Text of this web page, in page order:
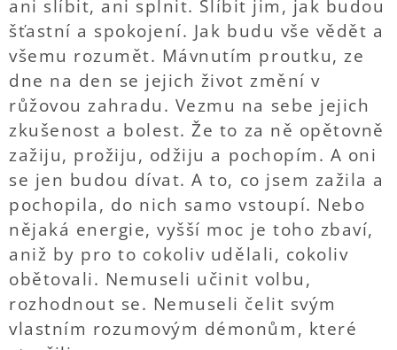
ani slíbit, ani splnit. Slíbit jim, jak budou
šťastní a spokojení. Jak budu vše vědět a
všemu rozumět. Mávnutím proutku, ze
dne na den se jejich život změní v
růžovou zahradu. Vezmu na sebe jejich
zkušenost a bolest. Že to za ně opětovně
zažiju, prožiju, odžiju a pochopím. A oni
se jen budou dívat. A to, co jsem zažila a
pochopila, do nich samo vstoupí. Nebo
nějaká energie, vyšší moc je toho zbaví,
aniž by pro to cokoliv udělali, cokoliv
obětovali. Nemuseli učinit volbu,
rozhodnout se. Nemuseli čelit svým
vlastním rozumovým démonům, které